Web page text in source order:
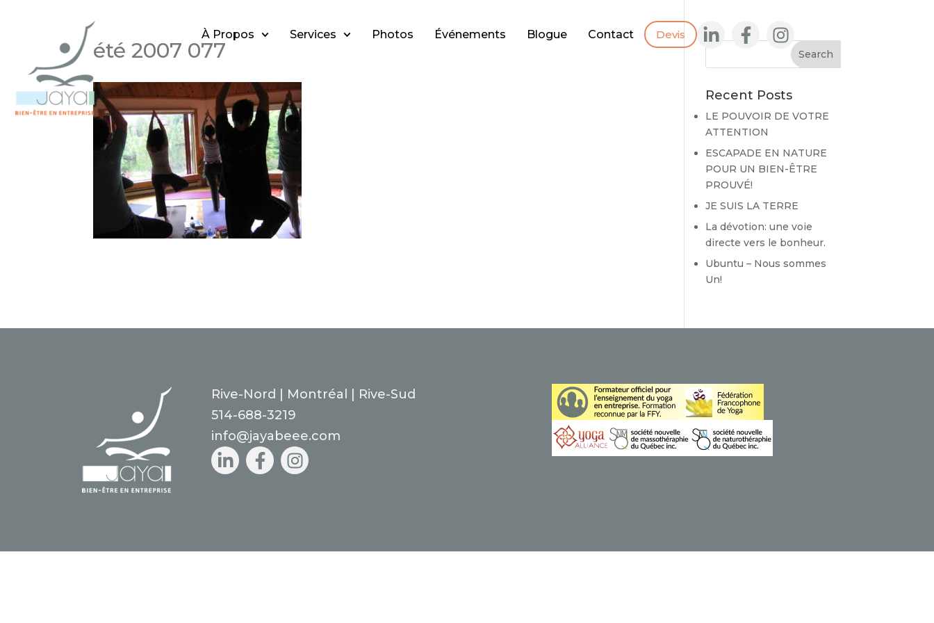
À Propos Services Photos Événements Blogue Contact Devis
été 2007 077
Recent Posts
LE POUVOIR DE VOTRE
ATTENTION
ESCAPADE EN NATURE
POUR UN BIEN-ÊTRE
PROUVÉ!
JE SUIS LA TERRE
La dévotion: une voie
directe vers le bonheur.
Ubuntu – Nous sommes
Un!
Rive-Nord | Montréal | Rive-Sud
514-688-3219
info@jayabeee.com